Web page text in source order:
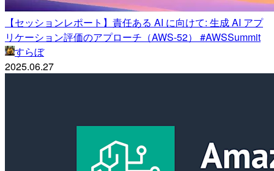
【セッションレポート】責任ある AI に向けて: 生成 AI アプ
リケーション評価のアプローチ（AWS-52） #AWSSummit
すらぼ
2025.06.27